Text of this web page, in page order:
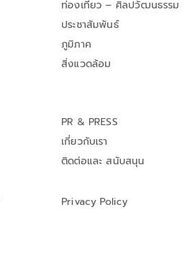
ท่องเที่ยว – ศิลปวัฒนธรรม
ประชาสัมพันธ์
ภูมิภาค
สิ่งแวดล้อม
PR & PRESS
เกี่ยวกับเรา
ติดต่อและ สนับสนุน
Privacy Policy